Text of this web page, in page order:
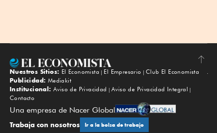
Subir
Nuestros Sitios: El Economista El Empresario
Club El Economista
Publicidad: Mediakit
Institucional: Aviso de Privacidad
Aviso de Privacidad Integral
Contacto
Una empresa de Nacer Global
Trabaja con nosotros Ir a la bolsa de trabajo